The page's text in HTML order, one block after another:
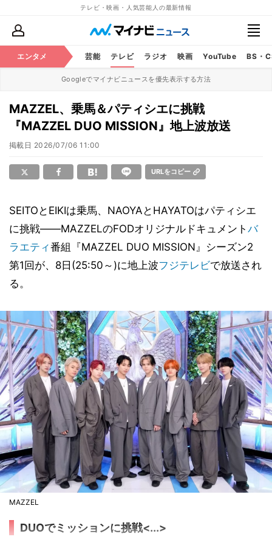
テレビ・映画・人気芸能人の最新情報
エンタメ 芸能 テレビ ラジオ 映画 YouTube BS・
Googleでマイナビニュースを優先表示する方法
MAZZEL、乗馬＆パティシエに挑戦
『MAZZEL DUO MISSION』地上波放送
掲載日 2026/07/06 11:00
URLをコピー
SEITOとEIKIは乗馬、NAOYAとHAYATOはパティシエ
に挑戦――MAZZELのFODオリジナルドキュメント バ
ラエティ番組『MAZZEL DUO MISSION』シーズン2
第1回が、8日(25:50～)に地上波フジテレビで放送され
る。
MAZZEL
DUOでミッションに挑戦<...>